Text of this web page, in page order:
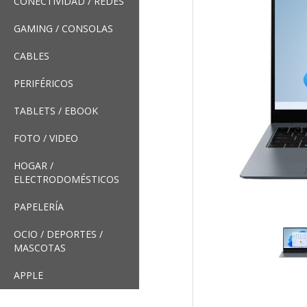
GAMING / CONSOLAS
CABLES
PERIFÉRICOS
TABLETS / EBOOK
FOTO / VIDEO
HOGAR /
ELECTRODOMÉSTICOS
PAPELERÍA
OCIO / DEPORTES /
MASCOTAS
APPLE